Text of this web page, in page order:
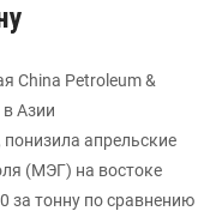
China Petroleum &
Азии
апрельские
(МЭГ) на востоке
за тонну по сравнению